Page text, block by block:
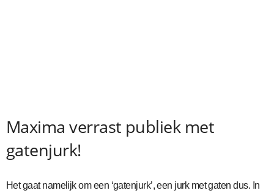
Maxima verrast publiek met
gatenjurk!
Het gaat namelijk om een ‘gatenjurk’, een jurk met gaten dus. In